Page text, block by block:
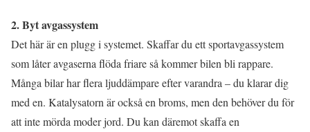
2. Byt avgassystem
Det här är en plugg i systemet. Skaffar du ett sportavgassystem
som låter avgaserna flöda friare så kommer bilen bli rappare.
Många bilar har flera ljuddämpare efter varandra – du klarar dig
med en. Katalysatorn är också en broms, men den behöver du för
att inte mörda moder jord. Du kan däremot skaffa en